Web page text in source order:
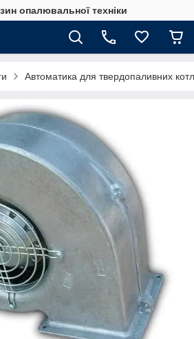
опалювальної техніки
Автоматика для твердопаливних